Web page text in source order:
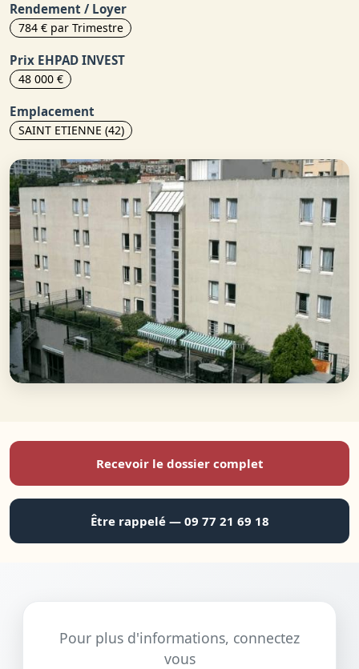
Rendement / Loyer
784 € par Trimestre
Prix EHPAD INVEST
48 000 €
Emplacement
SAINT ETIENNE (42)
Recevoir le dossier complet
Être rappelé — 09 77 21 69 18
Pour plus d'informations, connectez
vous